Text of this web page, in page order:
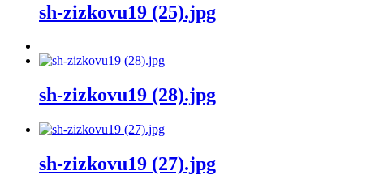
sh-zizkovu19 (25).jpg
sh-zizkovu19 (28).jpg
sh-zizkovu19 (27).jpg